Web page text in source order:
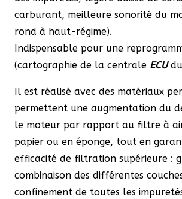
carburant, meilleure sonorité du
rond à haut-régime).
Indispensable pour une
(cartographie de la centrale ECUdu
Il est réalisé avec des matériaux
permettent une augmentation du
le moteur par rapport au filtre à air
papier ou en éponge, tout en
efficacité de filtration supérieure :
combinaison des différentes
confinement de toutes les